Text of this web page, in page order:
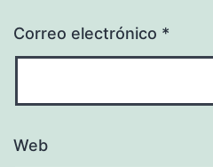
Correo electrónico *
Web